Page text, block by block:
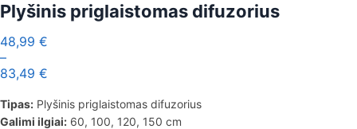
Plyšinis priglaistomas difuzorius
48,99 €
–
83,49 €
Tipas: Plyšinis priglaistomas difuzorius
Galimi ilgiai: 60, 100, 120, 150 cm